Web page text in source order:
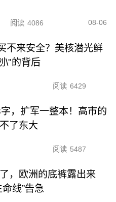
阅读 4086 08-06
不来安全？美核潜光鲜
\"的背后
阅读 6429
，扩军一整本！高市的
了东大
阅读 5487
，欧洲的底裤露出来
命线”告急